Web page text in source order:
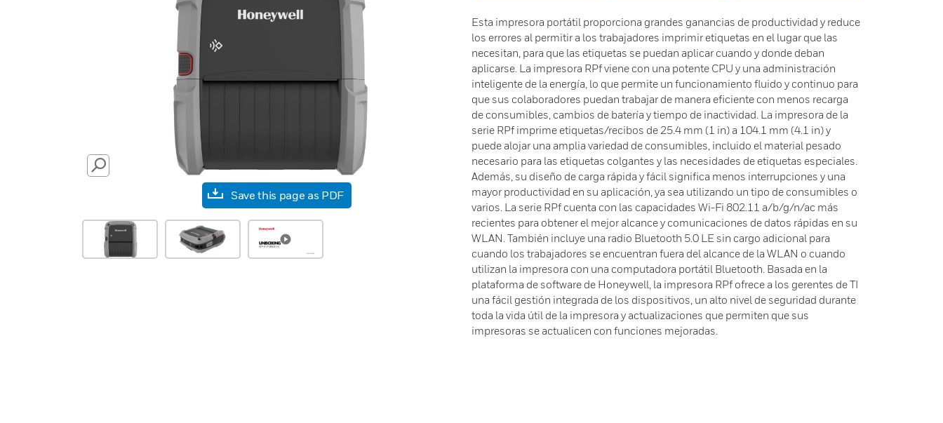
SEARCH
Save this page as PDF
Esta impresora portátil proporciona grandes ganancias de productividad y reduce
los errores al permitir a los trabajadores imprimir etiquetas en el lugar que las
necesitan, para que las etiquetas se puedan aplicar cuando y donde deban
aplicarse. La impresora RPf viene con una potente CPU y una administración
inteligente de la energía, lo que permite un funcionamiento fluido y continuo para
que sus colaboradores puedan trabajar de manera eficiente con menos recarga
de consumibles, cambios de batería y tiempo de inactividad. La impresora de la
serie RPf imprime etiquetas/recibos de 25.4 mm (1 in) a 104.1 mm (4.1 in) y
puede alojar una amplia variedad de consumibles, incluido el material pesado
necesario para las etiquetas colgantes y las necesidades de etiquetas especiales.
Además, su diseño de carga rápida y fácil significa menos interrupciones y una
mayor productividad en su aplicación, ya sea utilizando un tipo de consumibles o
varios. La serie RPf cuenta con las capacidades Wi-Fi 802.11 a/b/g/n/ac más
recientes para obtener el mejor alcance y comunicaciones de datos rápidas en su
WLAN. También incluye una radio Bluetooth 5.0 LE sin cargo adicional para
cuando los trabajadores se encuentran fuera del alcance de la WLAN o cuando
utilizan la impresora con una computadora portátil Bluetooth. Basada en la
plataforma de software de Honeywell, la impresora RPf ofrece a los gerentes de TI
una fácil gestión integrada de los dispositivos, un alto nivel de seguridad durante
toda la vida útil de la impresora y actualizaciones que permiten que sus
impresoras se actualicen con funciones mejoradas.